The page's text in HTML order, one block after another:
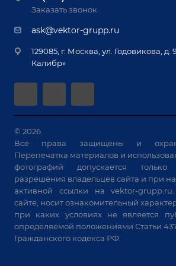
Реквизиты
Документы
Приварной крепеж
Специализированные решения для
Позиционеры и вращатели
Машины контактной сварки
Универсальные зажимы
Системы аспирации
Станки лазерной резки
Решения для учебных заведений
Лизинг
Гарантия
автоматизации
Заказать звонок
ask@vektor-grupp.ru
129085, г. Москва, ул. Годовикова, д.
Калибр»
© 2026
Все права защищены и
Перепечатка материалов и
фотографий допускается
разрешения владельцев сайта и при
активной ссылки наvektor-grupp.ru
сайте, носит ознакомительный
при каких условиях не является
определяемой положениями Статьи
Гражданского кодекса РФ.